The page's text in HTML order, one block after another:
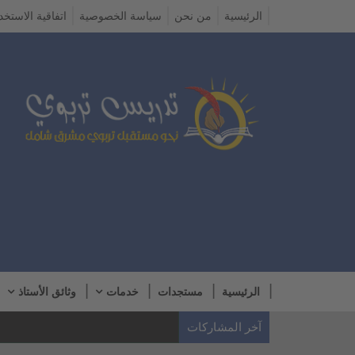
الرئيسية من نحن سياسة الخصوصية اتفاقية
الرئيسية مستجدات خدمات وثائق الأستاذ
آخر المشاركات